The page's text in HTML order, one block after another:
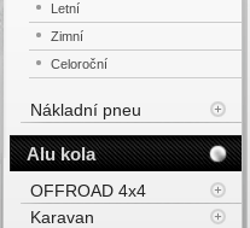
Letní
Zimní
Celoroční
Nákladní pneu
Alu kola
OFFROAD 4x4
Karavan